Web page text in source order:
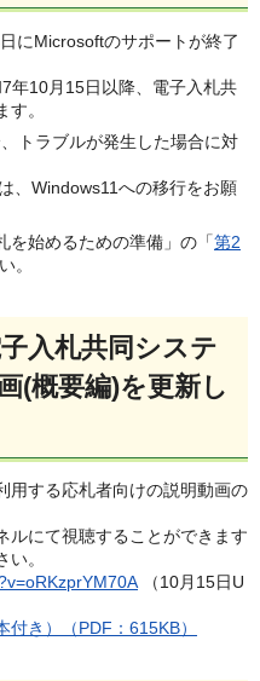
にMicrosoftのサポートが終了
年10月15日以降、電子入札共
。
トラブルが発生した場合に対
、Windows11への移行をお願
を始めるための準備」の「第2
。
入札共同システ
(概要編)を更新し
用する応札者向けの説明動画の
ルにて視聴することができます
。
（10月15日U
き）（PDF：615KB）